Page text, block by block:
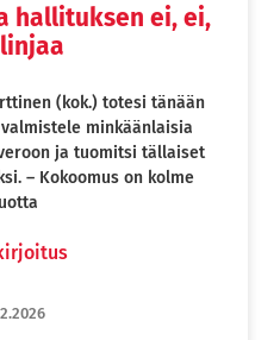
hallituksen ei, ei,
(kok.) totesi tänään
minkäänlaisia
ja tuomitsi tällaiset
– Kokoomus on kolme
Page Page